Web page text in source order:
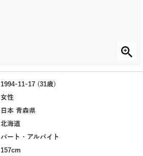
1994-11-17 (31歳)
女性
日本 青森県
北海道
パート・アルバイト
157cm